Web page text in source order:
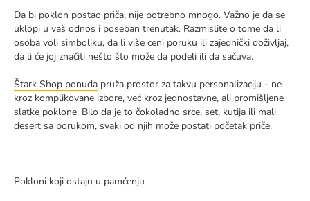
Da bi poklon postao priča, nije potrebno mnogo. Važno je da se
uklopi u vaš odnos i poseban trenutak. Razmislite o tome da li
osoba voli simboliku, da li više ceni poruku ili zajednički doživljaj,
da li će joj značiti nešto što može da podeli ili da sačuva.
Štark Shop ponuda pruža prostor za takvu personalizaciju - ne
kroz komplikovane izbore, već kroz jednostavne, ali promišljene
slatke poklone. Bilo da je to čokoladno srce, set, kutija ili mali
desert sa porukom, svaki od njih može postati početak priče.
Pokloni koji ostaju u pamćenju